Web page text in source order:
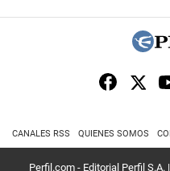
CANALES RSS QUIENES SOMOS
Perfil.com - Editorial Perfil S.A.